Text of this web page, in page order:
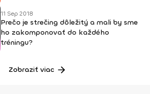
11 Sep 2018
Prečo je strečing dôležitý a mali by sme
ho zakomponovať do každého
tréningu?
Zobraziť viac